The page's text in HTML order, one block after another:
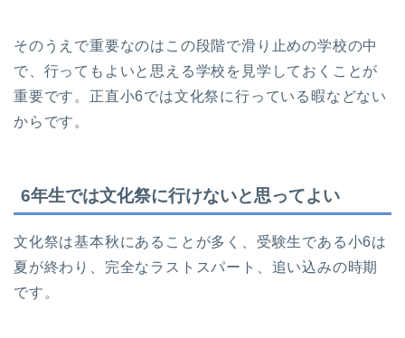
そのうえで重要なのはこの段階で滑り止めの学校の中
で、行ってもよいと思える学校を見学しておくことが
重要です。正直小6では文化祭に行っている暇などない
からです。
6年生では文化祭に行けないと思ってよい
文化祭は基本秋にあることが多く、受験生である小6は
夏が終わり、完全なラストスパート、追い込みの時期
です。